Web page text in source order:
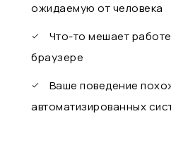
ожидаемую от человека
Что-то мешает
браузере
Ваше поведение
автоматизированных